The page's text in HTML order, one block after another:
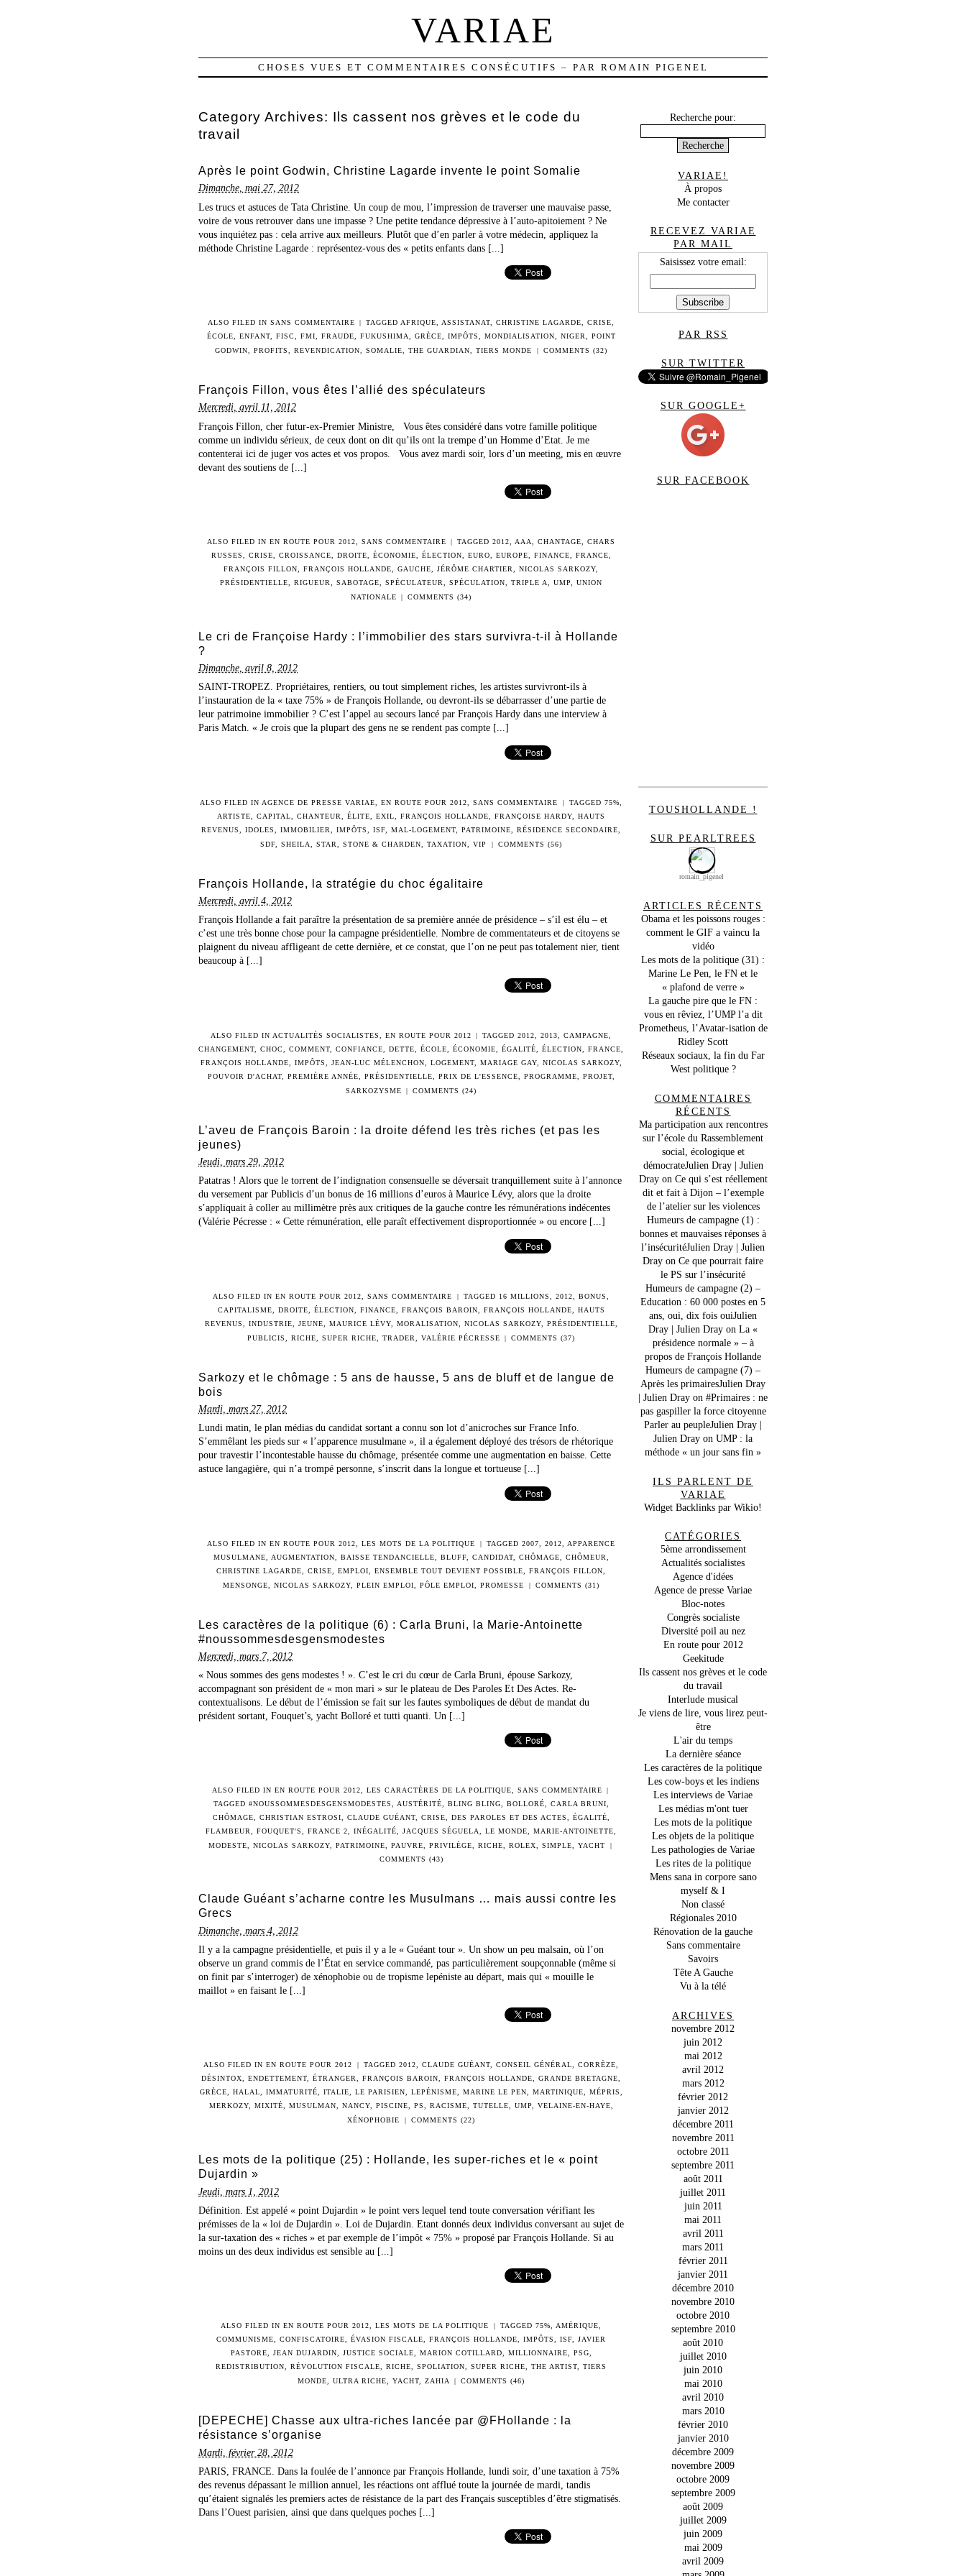
VARIAE
CHOSES VUES ET COMMENTAIRES CONSÉCUTIFS – PAR ROMAIN PIGENEL
Category Archives: Ils cassent nos grèves et le code du
travail
Après le point Godwin, Christine Lagarde invente le point Somalie
Dimanche, mai 27, 2012
Les trucs et astuces de Tata Christine. Un coup de mou, l’impression de traverser une mauvaise passe,
voire de vous retrouver dans une impasse ? Une petite tendance dépressive à l’auto-apitoiement ? Ne
vous inquiétez pas : cela arrive aux meilleurs. Plutôt que d’en parler à votre médecin, appliquez la
méthode Christine Lagarde : représentez-vous des « petits enfants dans [...]
ALSO FILED IN SANS COMMENTAIRE | TAGGED AFRIQUE ASSISTANAT ,CHRISTINE LAGARDE ,CRISE
ÉCOLE
ENFANT, FISC FMI FRAUDE FUKUSHIMA GRÈCE IMPÔTS MONDIALISATION NIGER
POINT
GODWIN
,PROFITS ,REVENDICATION ,SOMALIE ,THE GUARDIAN ,TIERS MONDE | COMMENTS (32)
François Fillon, vous êtes l’allié des spéculateurs
Mercredi, avril 11, 2012
François Fillon, cher futur-ex-Premier Ministre, Vous êtes considéré dans votre famille politique
comme un individu sérieux, de ceux dont on dit qu’ils ont la trempe d’un Homme d’Etat. Je me
contenterai ici de juger vos actes et vos propos. Vous avez mardi soir, lors d’un meeting, mis en œuvre
devant des soutiens de [...]
ALSO FILED IN EN ROUTE POUR 2012 SANS COMMENTAIRE | TAGGED2012 AAA ,CHANTAGE ,CHARS
RUSSES
CRISE CROISSANCE DROITE ÉCONOMIE ÉLECTION EURO EUROPE FINANCE FRANCE
FRANÇOIS FILLON
FRANÇOIS HOLLANDE GAUCHE JÉRÔME CHARTIER NICOLAS SARKOZY
PRÉSIDENTIELLE
RIGUEUR SABOTAGE SPÉCULATEUR SPÉCULATION TRIPLE A UMP
UNION
NATIONALE
| COMMENTS (34)
Le cri de Françoise Hardy : l’immobilier des stars survivra-t-il à Hollande
?
Dimanche, avril 8, 2012
SAINT-TROPEZ. Propriétaires, rentiers, ou tout simplement riches, les artistes survivront-ils à
l’instauration de la « taxe 75% » de François Hollande, ou devront-ils se débarrasser d’une partie de
leur patrimoine immobilier ? C’est l’appel au secours lancé par François Hardy dans une interview à
Paris Match. « Je crois que la plupart des gens ne se rendent pas compte [...]
ALSO FILED IN AGENCE DE PRESSE VARIAE ,EN ROUTE POUR 2012 ,SANS COMMENTAIRE | TAGGED 75%
ARTISTE
CAPITAL CHANTEUR ÉLITE EXIL FRANÇOIS HOLLANDE FRANÇOISE HARDY
HAUTS
REVENUS
IDOLES IMMOBILIER IMPÔTS ISF MAL-LOGEMENT PATRIMOINE RÉSIDENCE SECONDAIRE
SDF ,SHEILA ,STAR ,STONE & CHARDEN ,TAXATION ,VIP | COMMENTS (56)
François Hollande, la stratégie du choc égalitaire
Mercredi, avril 4, 2012
François Hollande a fait paraître la présentation de sa première année de présidence – s’il est élu – et
c’est une très bonne chose pour la campagne présidentielle. Nombre de commentateurs et de citoyens se
plaignent du niveau affligeant de cette dernière, et ce constat, que l’on ne peut pas totalement nier, tient
beaucoup à [...]
ALSO FILED IN ACTUALITÉS SOCIALISTES EN ROUTE POUR 2012 | TAGGED2012 ,2013 ,CAMPAGNE
CHANGEMENT
CHOC COMMENT CONFIANCE DETTE ÉCOLE ÉCONOMIE ÉGALITÉ ÉLECTION FRANCE
FRANÇOIS HOLLANDE
IMPÔTS JEAN-LUC MÉLENCHON LOGEMENT, MARIAGE GAY, NICOLAS SARKOZY,
POUVOIR D'ACHAT, PREMIÈRE ANNÉE PRÉSIDENTIELLE PRIX DE L'ESSENCE PROGRAMME PROJET,
SARKOZYSME
| COMMENTS (24)
L’aveu de François Baroin : la droite défend les très riches (et pas les
jeunes)
Jeudi, mars 29, 2012
Patatras ! Alors que le torrent de l’indignation consensuelle se déversait tranquillement suite à l’annonce
du versement par Publicis d’un bonus de 16 millions d’euros à Maurice Lévy, alors que la droite
s’appliquait à coller au millimètre près aux critiques de la gauche contre les rémunérations indécentes
(Valérie Pécresse : « Cette rémunération, elle paraît effectivement disproportionnée » ou encore [...]
ALSO FILED INEN ROUTE POUR 2012 ,SANS COMMENTAIRE | TAGGED 16 MILLIONS 2012 BONUS
CAPITALISME
DROITE ÉLECTION FINANCE FRANÇOIS BAROIN FRANÇOIS HOLLANDE
HAUTS
REVENUS
INDUSTRIE JEUNE MAURICE LÉVY, MORALISATION NICOLAS SARKOZY, PRÉSIDENTIELLE
PUBLICIS
RICHE SUPER RICHE TRADER VALÉRIE PÉCRESSE | COMMENTS (37)
Sarkozy et le chômage : 5 ans de hausse, 5 ans de bluff et de langue de
bois
Mardi, mars 27, 2012
Lundi matin, le plan médias du candidat sortant a connu son lot d’anicroches sur France Info.
S’emmêlant les pieds sur « l’apparence musulmane », il a également déployé des trésors de rhétorique
pour travestir l’incontestable hausse du chômage, présentée comme une augmentation en baisse. Cette
astuce langagière, qui n’a trompé personne, s’inscrit dans la longue et tortueuse [...]
ALSO FILED INEN ROUTE POUR 2012 ,LES MOTS DE LA POLITIQUE | TAGGED 2007 2012
APPARENCE
MUSULMANE
AUGMENTATION BAISSE TENDANCIELLE BLUFF, CANDIDAT, CHÔMAGE CHÔMEUR
CHRISTINE LAGARDE
CRISE EMPLOI ENSEMBLE TOUT DEVIENT POSSIBLE FRANÇOIS FILLON
MENSONGE
,NICOLAS SARKOZY ,PLEIN EMPLOI ,PÔLE EMPLOI ,PROMESSE | COMMENTS (31)
Les caractères de la politique (6) : Carla Bruni, la Marie-Antoinette
#noussommesdesgensmodestes
Mercredi, mars 7, 2012
« Nous sommes des gens modestes ! ». C’est le cri du cœur de Carla Bruni, épouse Sarkozy,
accompagnant son président de « mon mari » sur le plateau de Des Paroles Et Des Actes. Re-
contextualisons. Le début de l’émission se fait sur les fautes symboliques de début de mandat du
président sortant, Fouquet’s, yacht Bolloré et tutti quanti. Un [...]
ALSO FILED IN EN ROUTE POUR 2012, LES CARACTÈRES DE LA POLITIQUE, SANS COMMENTAIRE
TAGGED #NOUSSOMMESDESGENSMODESTES, AUSTÉRITÉ, BLING BLING, BOLLORÉ, CARLA BRUNI,
CHÔMAGE, CHRISTIAN ESTROSI, CLAUDE GUÉANT, CRISE, DES PAROLES ET DES ACTES, ÉGALITÉ,
FLAMBEUR, FOUQUET'S, FRANCE 2, INÉGALITÉ, JACQUES SÉGUELA, LE MONDE, MARIE-ANTOINETTE,
MODESTE,NICOLAS SARKOZY,PATRIMOINE,PAUVRE,PRIVILÈGE,RICHE,ROLEX,SIMPLE,YACHT
COMMENTS (43)
Claude Guéant s’acharne contre les Musulmans … mais aussi contre les
Grecs
Dimanche, mars 4, 2012
Il y a la campagne présidentielle, et puis il y a le « Guéant tour ». Un show un peu malsain, où l’on
observe un grand commis de l’État en service commandé, pas particulièrement soupçonnable (même si
on finit par s’interroger) de xénophobie ou de tropisme lepéniste au départ, mais qui « mouille le
maillot » en faisant le [...]
ALSO FILED INEN ROUTE POUR 2012 | TAGGED 2012, CLAUDE GUÉANT, CONSEIL GÉNÉRAL, CORRÈZE,
DÉSINTOX, ENDETTEMENT, ÉTRANGER, FRANÇOIS BAROIN, FRANÇOIS HOLLANDE, GRANDE BRETAGNE,
GRÈCE, HALAL, IMMATURITÉ, ITALIE, LE PARISIEN, LEPÉNISME, MARINE LE PEN, MARTINIQUE, MÉPRIS,
MERKOZY, MIXITÉ, MUSULMAN, NANCY, PISCINE, PS, RACISME, TUTELLE, UMP, VELAINE-EN-HAYE,
XÉNOPHOBIE
| COMMENTS (22)
Les mots de la politique (25) : Hollande, les super-riches et le « point
Dujardin »
Jeudi, mars 1, 2012
Définition. Est appelé « point Dujardin » le point vers lequel tend toute conversation vérifiant les
prémisses de la « loi de Dujardin ». Loi de Dujardin. Etant donnés deux individus conversant au sujet de
la sur-taxation des « riches » et par exemple de l’impôt « 75% » proposé par François Hollande. Si au
moins un des deux individus est sensible au [...]
ALSO FILED INEN ROUTE POUR 2012,LES MOTS DE LA POLITIQUE | TAGGED 75%, AMÉRIQUE,
COMMUNISME, CONFISCATOIRE, ÉVASION FISCALE, FRANÇOIS HOLLANDE, IMPÔTS, ISF, JAVIER
PASTORE, JEAN DUJARDIN, JUSTICE SOCIALE, MARION COTILLARD, MILLIONNAIRE, PSG,
REDISTRIBUTION, RÉVOLUTION FISCALE, RICHE, SPOLIATION, SUPER RICHE, THE ARTIST, TIERS
MONDE, ULTRA RICHE, YACHT, ZAHIA | COMMENTS (46)
[DEPECHE] Chasse aux ultra-riches lancée par @FHollande : la
résistance s’organise
Mardi, février 28, 2012
PARIS, FRANCE. Dans la foulée de l’annonce par François Hollande, lundi soir, d’une taxation à 75%
des revenus dépassant le million annuel, les réactions ont afflué toute la journée de mardi, tandis
qu’étaient signalés les premiers actes de résistance de la part des Français susceptibles d’être stigmatisés.
Dans l’Ouest parisien, ainsi que dans quelques poches [...]
Recherche pour:
VARIAE!
À propos
Me contacter
RECEVEZ VARIAE
PAR MAIL
Saisissez votre email:
PAR RSS
SUR TWITTER
SUR GOOGLE+
SUR FACEBOOK
TOUSHOLLANDE !
SUR PEARLTREES
romain_pigenel
ARTICLES RÉCENTS
Obama et les poissons rouges :
comment le GIF a vaincu la
vidéo
Les mots de la politique (31) :
Marine Le Pen, le FN et le
« plafond de verre »
La gauche pire que le FN :
vous en rêviez, l’UMP l’a dit
Prometheus, l’Avatar-isation de
Ridley Scott
Réseaux sociaux, la fin du Far
West politique ?
COMMENTAIRES
RÉCENTS
Ma participation aux rencontres
sur l’école du Rassemblement
social, écologique et
démocrateJulien Dray | Julien
Drayon Ce qui s’est réellement
dit et fait à Dijon – l’exemple
de l’atelier sur les violences
Humeurs de campagne (1) :
bonnes et mauvaises réponses à
l’insécuritéJulien Dray | Julien
Dray on Ce que pourrait faire
le PS sur l’insécurité
Humeurs de campagne (2) –
Education : 60 000 postes en 5
ans, oui, dix fois ouiJulien
Dray | Julien Dray on La «
présidence normale » – à
propos de François Hollande
Humeurs de campagne (7) –
Après les primairesJulien Dray
| Julien Dray on #Primaires : ne
pas gaspiller la force citoyenne
Parler au peupleJulien Dray |
Julien Dray on UMP : la
méthode « un jour sans fin »
ILS PARLENT DE
VARIAE
Widget Backlinks par Wikio!
CATÉGORIES
5ème arrondissement
Actualités socialistes
Agence d'idées
Agence de presse Variae
Bloc-notes
Congrès socialiste
Diversité poil au nez
En route pour 2012
Geekitude
Ils cassent nos grèves et le code
du travail
Interlude musical
Je viens de lire, vous lirez peut-
être
L'air du temps
La dernière séance
Les caractères de la politique
Les cow-boys et les indiens
Les interviews de Variae
Les médias m'ont tuer
Les mots de la politique
Les objets de la politique
Les pathologies de Variae
Les rites de la politique
Mens sana in corpore sano
myself & I
Non classé
Régionales 2010
Rénovation de la gauche
Sans commentaire
Savoirs
Tête A Gauche
Vu à la télé
ARCHIVES
novembre 2012
juin 2012
mai 2012
avril 2012
mars 2012
février 2012
janvier 2012
décembre 2011
novembre 2011
octobre 2011
septembre 2011
août 2011
juillet 2011
juin 2011
mai 2011
avril 2011
mars 2011
février 2011
janvier 2011
décembre 2010
novembre 2010
octobre 2010
septembre 2010
août 2010
juillet 2010
juin 2010
mai 2010
avril 2010
mars 2010
février 2010
janvier 2010
décembre 2009
novembre 2009
octobre 2009
septembre 2009
août 2009
juillet 2009
juin 2009
mai 2009
avril 2009